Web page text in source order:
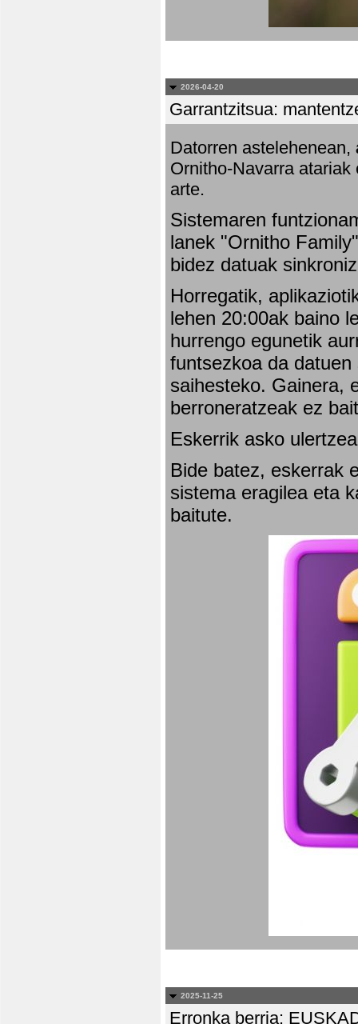
2026-04-20
Garrantzitsua:
Datorren astelehenean,
Ornitho-Navarra
arte.
Sistemaren
lanek "Ornitho
bidez datuak
Horregatik,
lehen 20:00ak baino
hurrengo egunetik
funtsezkoa da
saihesteko. Gainera,
berroneratzeak ez
Eskerrik asko
Bide batez, eskerrak
sistema eragilea eta
baitute.
2025-11-25
Erronka berria: